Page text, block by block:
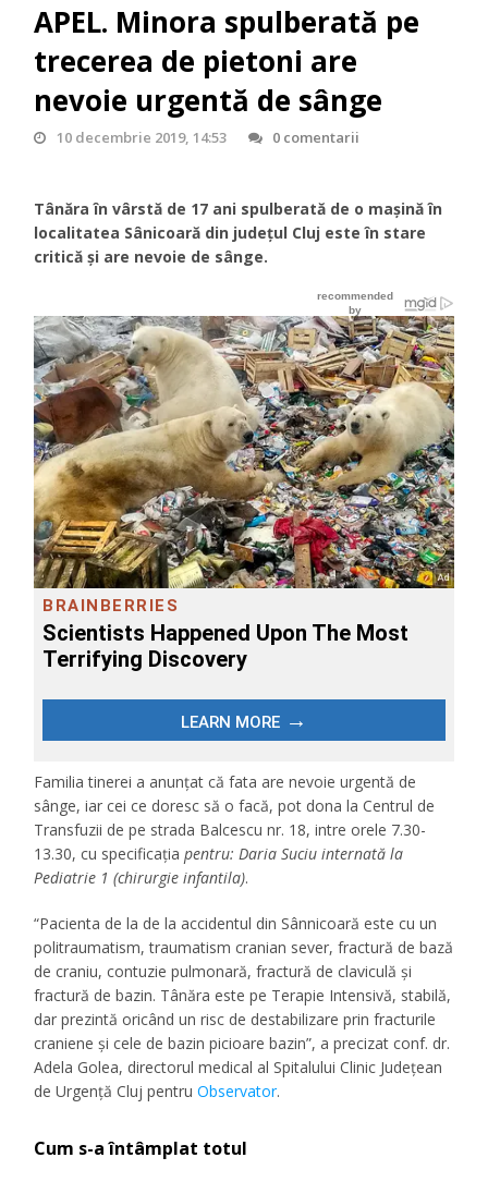
APEL. Minora spulberată pe
trecerea de pietoni are
nevoie urgentă de sânge
10 decembrie 2019, 14:53 0 comentarii
Tânăra în vârstă de 17 ani spulberată de o mașină în
localitatea Sânicoară din județul Cluj este în stare
critică și are nevoie de sânge.
Familia tinerei a anunțat că fata are nevoie urgentă de
sânge, iar cei ce doresc să o facă, pot dona la Centrul de
Transfuzii de pe strada Balcescu nr. 18, intre orele 7.30-
13.30, cu specificațiapentru: Daria Suciu internată la
Pediatrie 1 (chirurgie infantila).
“Pacienta de la de la accidentul din Sânnicoară este cu un
politraumatism, traumatism cranian sever, fractură de bază
de craniu, contuzie pulmonară, fractură de claviculă și
fractură de bazin. Tânăra este pe Terapie Intensivă, stabilă,
dar prezintă oricând un risc de destabilizare prin fracturile
craniene și cele de bazin picioare bazin”, a precizat conf. dr.
Adela Golea, directorul medical al Spitalului Clinic Județean
de Urgență Cluj pentruObservator.
Cum s-a întâmplat totul